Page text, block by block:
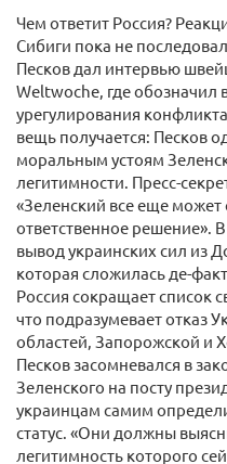
Чем ответит Россия?
Сибиги пока не
Песков дал интервью
Weltwoche, где обозначил
урегулирования
вещь получается: Песков
моральным устоям
легитимности. Пресс-
«Зеленский все еще может
ответственное решение».
вывод украинских сил из
которая сложилась де-
Россия сокращает список
что подразумевает отказ
областей, Запорожской и
Песков засомневался в
Зеленского на посту
украинцам самим
статус. «Они должны
легитимность которого